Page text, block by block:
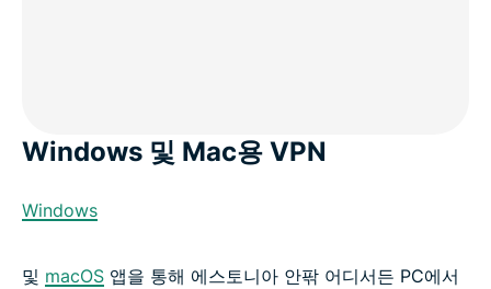
Windows 및 Mac용 VPN
Windows
및 macOS 앱을 통해 에스토니아 안팎 어디서든 PC에서